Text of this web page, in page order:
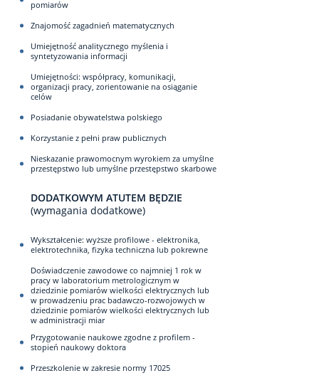
pomiarów
Znajomość zagadnień matematycznych
Umiejętność analitycznego myślenia i
syntetyzowania informacji
Umiejętności: współpracy, komunikacji,
organizacji pracy, zorientowanie na osiąganie
celów
Posiadanie obywatelstwa polskiego
Korzystanie z pełni praw publicznych
Nieskazanie prawomocnym wyrokiem za umyślne
przestępstwo lub umyślne przestępstwo skarbowe
DODATKOWYM ATUTEM BĘDZIE
(wymagania dodatkowe)
Wykształcenie: wyższe profilowe - elektronika,
elektrotechnika, fizyka techniczna lub pokrewne
Doświadczenie zawodowe co najmniej 1 rok w
pracy w laboratorium metrologicznym w
dziedzinie pomiarów wielkości elektrycznych lub
w prowadzeniu prac badawczo-rozwojowych w
dziedzinie pomiarów wielkości elektrycznych lub
w administracji miar
Przygotowanie naukowe zgodne z profilem -
stopień naukowy doktora
Przeszkolenie w zakresie normy 17025